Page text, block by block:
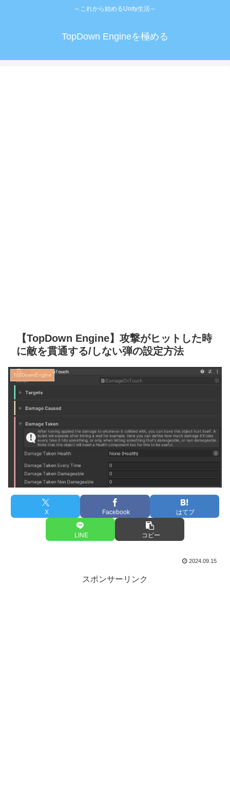
～これから始めるUnity生活～
TopDown Engineを極める
【TopDown Engine】攻撃がヒットした時
に敵を貫通する/しない弾の設定方法
TopDownEngine
X Facebook はてブ
LINE コピー
2024.09.15
スポンサーリンク